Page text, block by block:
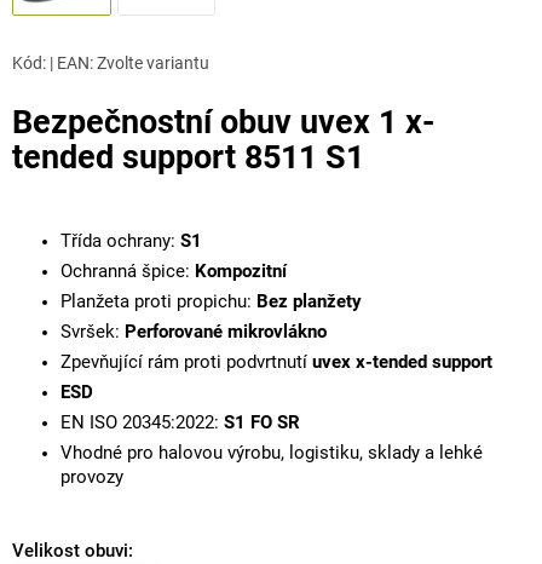
Bezpečnostní obuv uvex 1 x-
tended support 8511 S1
Kód: | EAN:Zvolte variantu
Třída ochrany: S1
Ochranná špice: Kompozitní
Planžeta proti propichu: Bez planžety
Svršek: Perforované mikrovlákno
Zpevňující rám proti podvrtnutí uvex x-tended support
ESD
EN ISO 20345:2022: S1 FO SR
Vhodné pro halovou výrobu, logistiku, sklady a lehké
provozy
Velikost obuvi: